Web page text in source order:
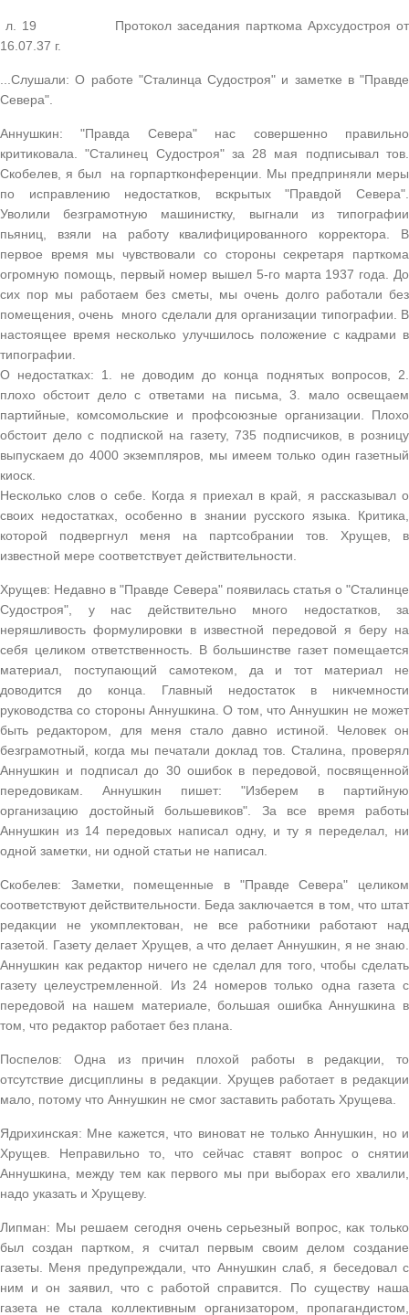
л. 19 Протокол заседания парткома Архсудостроя от
16.07.37 г.
...Слушали: О работе "Сталинца Судостроя" и заметке в "Правде
Севера".
Аннушкин: "Правда Севера" нас совершенно правильно
критиковала. "Сталинец Судостроя" за 28 мая подписывал тов.
Скобелев, я был на горпартконференции. Мы предприняли меры
по исправлению недостатков, вскрытых "Правдой Севера".
Уволили безграмотную машинистку, выгнали из типографии
пьяниц, взяли на работу квалифицированного корректора. В
первое время мы чувствовали со стороны секретаря парткома
огромную помощь, первый номер вышел 5-го марта 1937 года. До
сих пор мы работаем без сметы, мы очень долго работали без
помещения, очень много сделали для организации типографии. В
настоящее время несколько улучшилось положение с кадрами в
типографии.
О недостатках: 1. не доводим до конца поднятых вопросов, 2.
плохо обстоит дело с ответами на письма, 3. мало освещаем
партийные, комсомольские и профсоюзные организации. Плохо
обстоит дело с подпиской на газету, 735 подписчиков, в розницу
выпускаем до 4000 экземпляров, мы имеем только один газетный
киоск.
Несколько слов о себе. Когда я приехал в край, я рассказывал о
своих недостатках, особенно в знании русского языка. Критика,
которой подвергнул меня на партсобрании тов. Хрущев, в
известной мере соответствует действительности.
Хрущев: Недавно в "Правде Севера" появилась статья о "Сталинце
Судостроя", у нас действительно много недостатков, за
неряшливость формулировки в известной передовой я беру на
себя целиком ответственность. В большинстве газет помещается
материал, поступающий самотеком, да и тот материал не
доводится до конца. Главный недостаток в никчемности
руководства со стороны Аннушкина. О том, что Аннушкин не может
быть редактором, для меня стало давно истиной. Человек он
безграмотный, когда мы печатали доклад тов. Сталина, проверял
Аннушкин и подписал до 30 ошибок в передовой, посвященной
передовикам. Аннушкин пишет: "Изберем в партийную
организацию достойный большевиков". За все время работы
Аннушкин из 14 передовых написал одну, и ту я переделал, ни
одной заметки, ни одной статьи не написал.
Скобелев: Заметки, помещенные в "Правде Севера" целиком
соответствуют действительности. Беда заключается в том, что штат
редакции не укомплектован, не все работники работают над
газетой. Газету делает Хрущев, а что делает Аннушкин, я не знаю.
Аннушкин как редактор ничего не сделал для того, чтобы сделать
газету целеустремленной. Из 24 номеров только одна газета с
передовой на нашем материале, большая ошибка Аннушкина в
том, что редактор работает без плана.
Поспелов: Одна из причин плохой работы в редакции, то
отсутствие дисциплины в редакции. Хрущев работает в редакции
мало, потому что Аннушкин не смог заставить работать Хрущева.
Ядрихинская: Мне кажется, что виноват не только Аннушкин, но и
Хрущев. Неправильно то, что сейчас ставят вопрос о снятии
Аннушкина, между тем как первого мы при выборах его хвалили,
надо указать и Хрущеву.
Липман: Мы решаем сегодня очень серьезный вопрос, как только
был создан партком, я считал первым своим делом создание
газеты. Меня предупреждали, что Аннушкин слаб, я беседовал с
ним и он заявил, что с работой справится. По существу наша
газета не стала коллективным организатором, пропагандистом,